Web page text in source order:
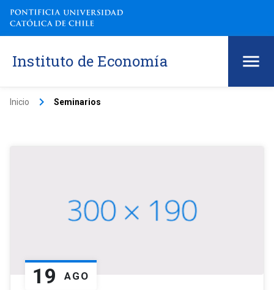
Instituto de Economía
Inicio keyboard_arrow_right Seminarios
19 AGO